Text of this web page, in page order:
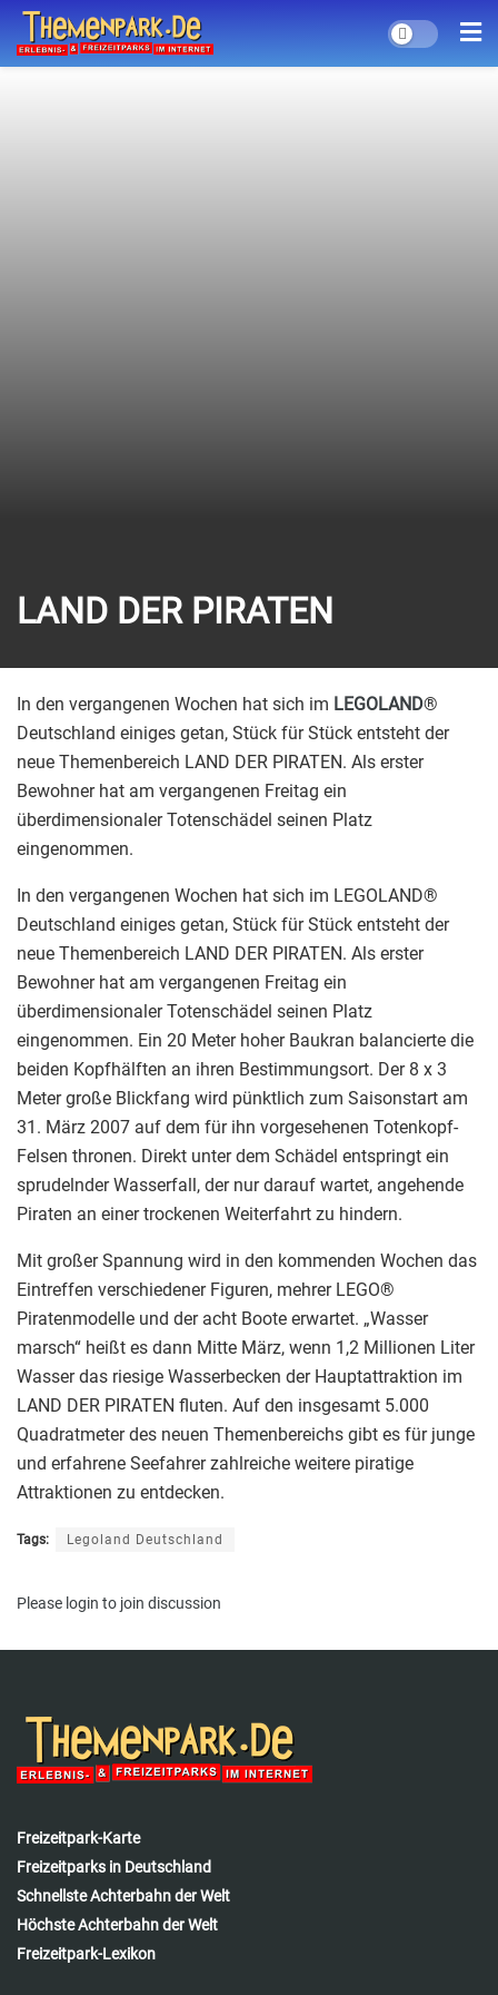
LAND DER PIRATEN
In den vergangenen Wochen hat sich im LEGOLAND®
Deutschland einiges getan, Stück für Stück entsteht der
neue Themenbereich LAND DER PIRATEN. Als erster
Bewohner hat am vergangenen Freitag ein
überdimensionaler Totenschädel seinen Platz
eingenommen.
In den vergangenen Wochen hat sich im LEGOLAND®
Deutschland einiges getan, Stück für Stück entsteht der
neue Themenbereich LAND DER PIRATEN. Als erster
Bewohner hat am vergangenen Freitag ein
überdimensionaler Totenschädel seinen Platz
eingenommen. Ein 20 Meter hoher Baukran balancierte die
beiden Kopfhälften an ihren Bestimmungsort. Der 8 x 3
Meter große Blickfang wird pünktlich zum Saisonstart am
31. März 2007 auf dem für ihn vorgesehenen Totenkopf-
Felsen thronen. Direkt unter dem Schädel entspringt ein
sprudelnder Wasserfall, der nur darauf wartet, angehende
Piraten an einer trockenen Weiterfahrt zu hindern.
Mit großer Spannung wird in den kommenden Wochen das
Eintreffen verschiedener Figuren, mehrer LEGO®
Piratenmodelle und der acht Boote erwartet. „Wasser
marsch“ heißt es dann Mitte März, wenn 1,2 Millionen Liter
Wasser das riesige Wasserbecken der Hauptattraktion im
LAND DER PIRATEN fluten. Auf den insgesamt 5.000
Quadratmeter des neuen Themenbereichs gibt es für junge
und erfahrene Seefahrer zahlreiche weitere piratige
Attraktionen zu entdecken.
Tags: Legoland Deutschland
Please login to join discussion
Freizeitpark-Karte
Freizeitparks in Deutschland
Schnellste Achterbahn der Welt
Höchste Achterbahn der Welt
Freizeitpark-Lexikon